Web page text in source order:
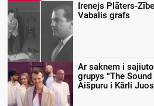
Irenejs Plāters-
Vabalis grafs
Ar saknem i
grupys “The
Aišpuru i Kārli